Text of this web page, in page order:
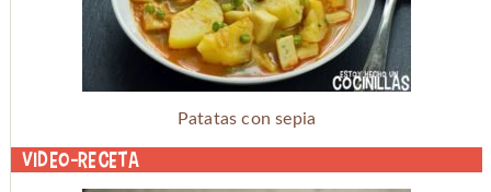
Patatas con sepia
Video-receta